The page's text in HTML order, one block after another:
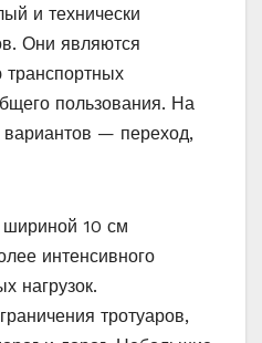
и технически
Они являются
пользования. На
вариантов — переход,
10 см
интенсивного
нагрузок.
тротуаров,